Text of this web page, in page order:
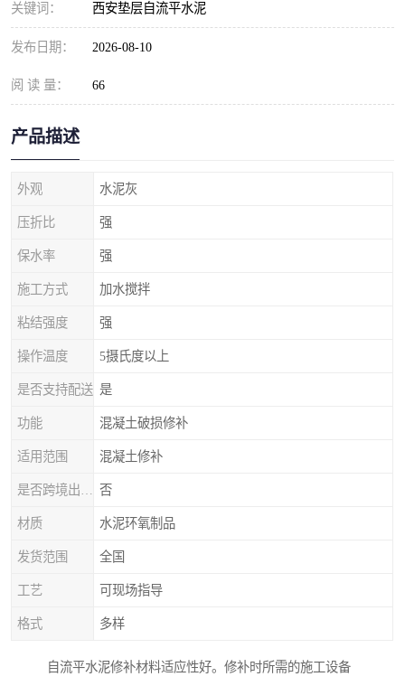
关键词： 西安垫层自流平水泥
发布日期： 2026-08-10
阅 读 量： 66
产品描述
外观 水泥灰
压折比 强
保水率 强
施工方式 加水搅拌
粘结强度 强
操作温度 5摄氏度以上
是否支持配送 是
功能 混凝土破损修补
适用范围 混凝土修补
否
材质 水泥环氧制品
发货范围 全国
工艺 可现场指导
格式 多样
自流平水泥修补材料适应性好。修补时所需的施工设备